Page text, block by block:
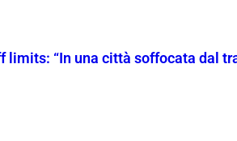
limits: “In una città soffocata dal